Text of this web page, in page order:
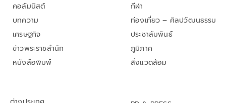
คอลัมนิสต์
บทความ
เศรษฐกิจ
ข่าวพระราชสำนัก
หนังสือพิมพ์
กีฬา
ท่องเที่ยว – ศิลปวัฒนธรรม
ประชาสัมพันธ์
ภูมิภาค
สิ่งแวดล้อม